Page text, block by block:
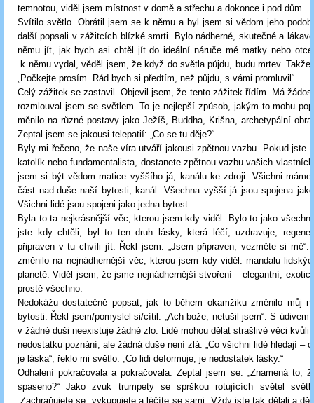
temnotou, viděl jsem místnost v domě a střechu a dokonce i pod dům.
Svítilo světlo. Obrátil jsem se k němu a byl jsem si vědom jeho
další popsali v zážitcích blízké smrti. Bylo nádherné, skutečné a
němu jít, jak bych asi chtěl jít do ideální náruče mé matky nebo
k němu vydal, věděl jsem, že když do světla půjdu, budu mrtev.
„Počkejte prosím. Rád bych si předtím, než půjdu, s vámi promluvil“.
Celý zážitek se zastavil. Objevil jsem, že tento zážitek řídím. Má
rozmlouval jsem se světlem. To je nejlepší způsob, jakým to mohu
měnilo na různé postavy jako Ježíš, Buddha, Krišna, archetypální
Zeptal jsem se jakousi telepatií: „Co se tu děje?“
Byly mi řečeno, že naše víra utváří jakousi zpětnou vazbu. Pokud jste
katolík nebo fundamentalista, dostanete zpětnou vazbu vašich
jsem si být vědom matice vyššího já, kanálu ke zdroji. Všichni
část nad-duše naší bytosti, kanál. Všechna vyšší já jsou spojena
Všichni lidé jsou spojeni jako jedna bytost.
Byla to ta nejkrásnější věc, kterou jsem kdy viděl. Bylo to jako
jste kdy chtěli, byl to ten druh lásky, která léčí, uzdravuje,
připraven v tu chvíli jít. Řekl jsem: „Jsem připraven, vezměte si
změnilo na nejnádhernější věc, kterou jsem kdy viděl: mandalu
planetě. Viděl jsem, že jsme nejnádhernější stvoření – elegantní,
prostě všechno.
Nedokážu dostatečně popsat, jak to během okamžiku změnilo můj
bytosti. Řekl jsem/pomyslel si/cítil: „Ach bože, netušil jsem“. S údivem
v žádné duši neexistuje žádné zlo. Lidé mohou dělat strašlivé věci kvůli
nedostatku poznání, ale žádná duše není zlá. „Co všichni lidé hledají –
je láska“, řeklo mi světlo. „Co lidi deformuje, je nedostatek lásky.“
Odhalení pokračovala a pokračovala. Zeptal jsem se: „Znamená to,
spaseno?“ Jako zvuk trumpety se sprškou rotujících světel světlo
„Zachraňujete se, vykupujete a léčíte se sami. Vždy jste tak dělali a